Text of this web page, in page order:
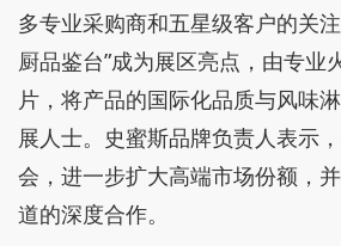
多专业采购商和五星级客户的关
厨品鉴台”成为展区亮点，由专业
片，将产品的国际化品质与风味
展人士。史蜜斯品牌负责人表示
会，进一步扩大高端市场份额，
道的深度合作。